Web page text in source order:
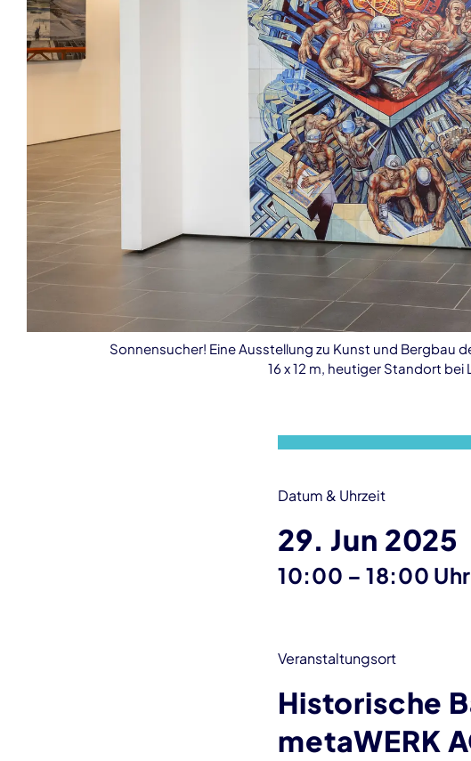
Sonnensucher! Eine Ausstellung zu Kunst und Bergbau
16 x 12 m, heutiger Standort
Datum & Uhrzeit
29. Jun 2025
10:00 – bis
18:00 Uhr
Veranstaltungsort
Historische
metaWERK